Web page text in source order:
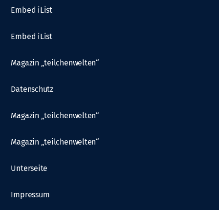
Embed iList
Embed iList
Magazin „teilchenwelten“
Datenschutz
Magazin „teilchenwelten“
Magazin „teilchenwelten“
Unterseite
Impressum